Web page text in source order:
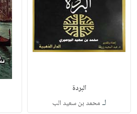
البردة
لـ محمد بن سعيد الب